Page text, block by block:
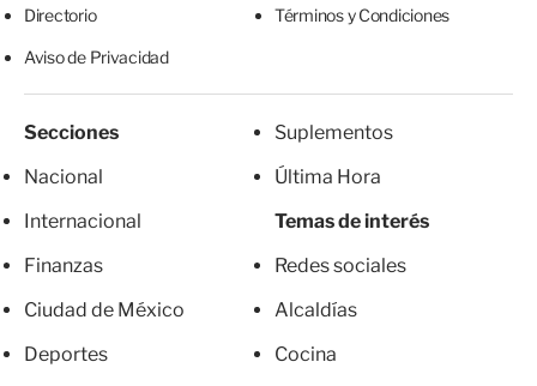
Directorio Términos y Condiciones
Aviso de Privacidad
Secciones
Nacional
Internacional
Finanzas
Ciudad de México
Deportes
Suplementos
Última Hora
Temas de interés
Redes sociales
Alcaldías
Cocina